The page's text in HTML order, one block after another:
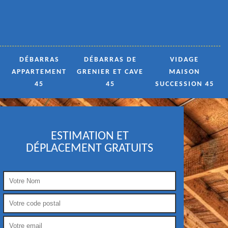
DÉBARRAS
APPARTEMENT
45
DÉBARRAS DE
GRENIER ET CAVE
45
VIDAGE
MAISON
SUCCESSION 45
ESTIMATION ET
DÉPLACEMENT GRATUITS